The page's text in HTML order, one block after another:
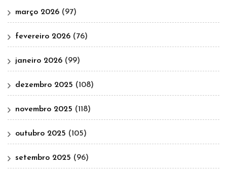
março 2026 (97)
fevereiro 2026 (76)
janeiro 2026 (99)
dezembro 2025 (108)
novembro 2025 (118)
outubro 2025 (105)
setembro 2025 (96)